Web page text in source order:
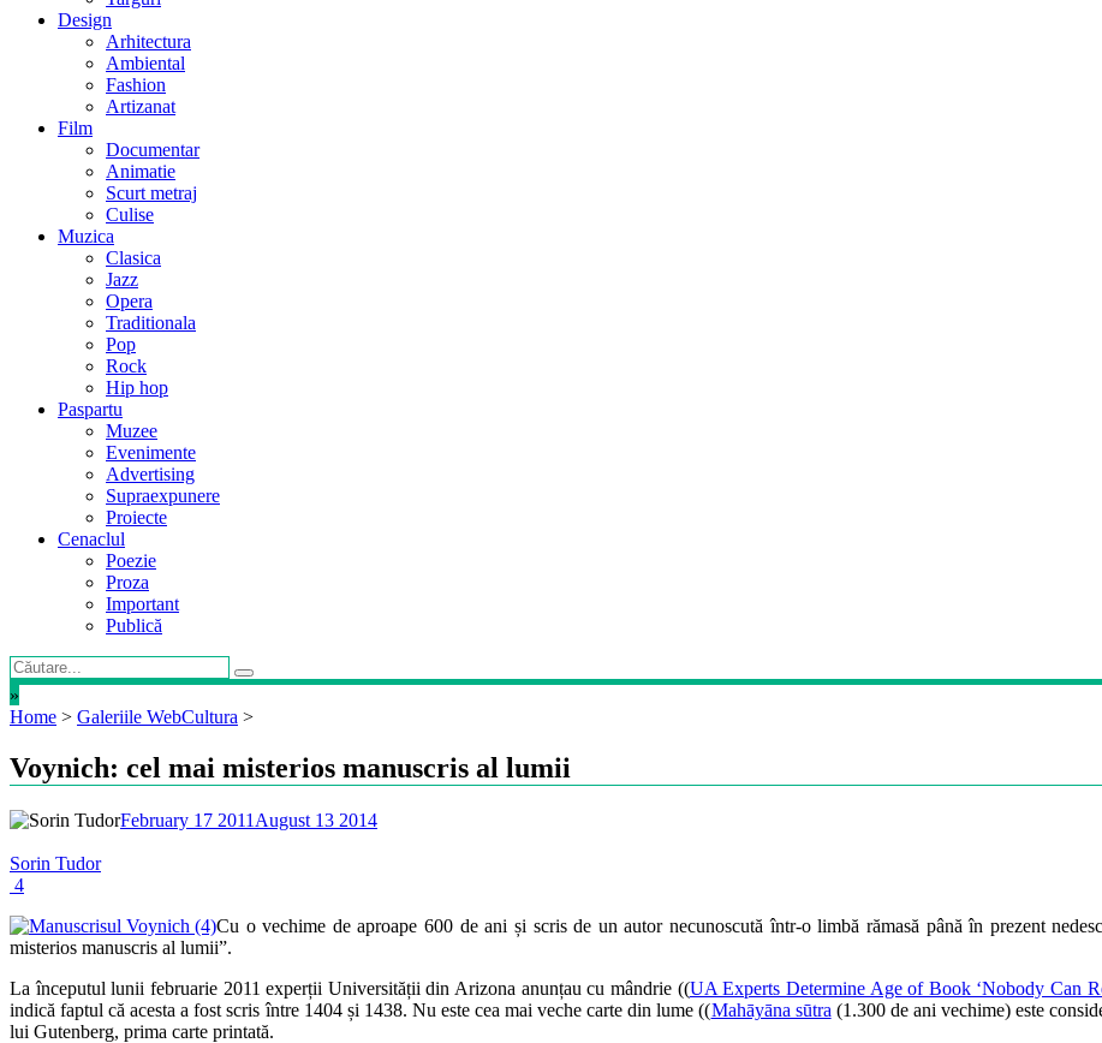
Design
Arhitectura
Ambiental
Fashion
Artizanat
Film
Documentar
Animatie
Scurt metraj
Culise
Muzica
Clasica
Jazz
Opera
Traditionala
Pop
Rock
Hip hop
Paspartu
Muzee
Evenimente
Advertising
Supraexpunere
Proiecte
Cenaclul
Poezie
Proza
Important
Publică
»
Home > Galeriile WebCultura >
Voynich: cel mai misterios manuscris al lumii
February 17 2011 August 13 2014
Sorin Tudor
4
Cu o vechime de aproape 600 de ani și scris de un autor necunoscută într-o limbă rămasă până în prezent
misterios manuscris al lumii”.
La începutul lunii februarie 2011 experții Universității din Arizona anunțau cu mândrie ((UA Experts Determine Age of Book ‘Nobody Can
indică faptul că acesta a fost scris între 1404 și 1438. Nu este cea mai veche carte din lume ((Mahāyāna sūtra (1.300 de ani vechime) este
lui Gutenberg, prima carte printată.